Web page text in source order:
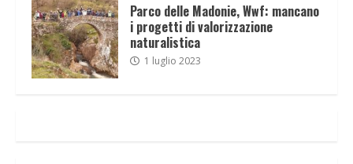
Parco delle Madonie, Wwf: mancano
i progetti di valorizzazione
naturalistica
1 luglio 2023